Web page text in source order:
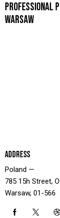
PROFESSIONAL
WARSAW
ADDRESS
Poland —
785 15h Street,
Warsaw, 01-566